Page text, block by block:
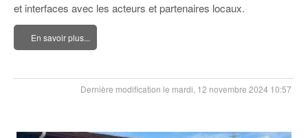
et interfaces avec les acteurs et partenaires locaux.
En savoir plus...
Dernière modification le mardi, 12 novembre 2024 10:57